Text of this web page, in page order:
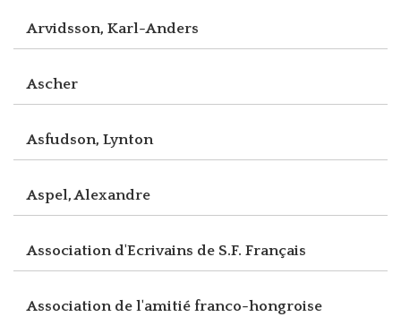
Arvidsson, Karl-Anders
Ascher
Asfudson, Lynton
Aspel, Alexandre
Association d'Ecrivains de S.F. Français
Association de l'amitié franco-hongroise